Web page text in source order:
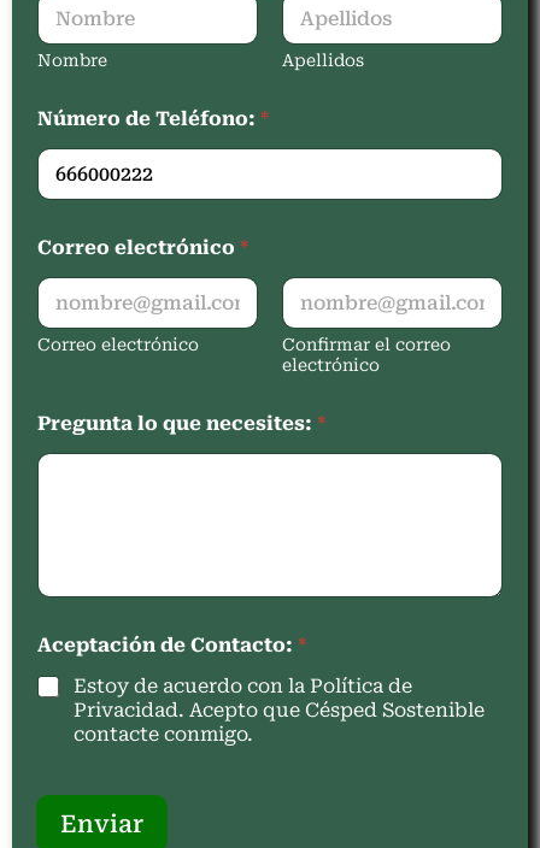
Nombre Apellidos
Número de Teléfono: *
Correo electrónico *
Correo electrónico
Confirmar el correo
electrónico
Pregunta lo que necesites: *
Aceptación de Contacto: *
Estoy de acuerdo con la Política de
Privacidad. Acepto que Césped Sostenible
contacte conmigo.
Enviar